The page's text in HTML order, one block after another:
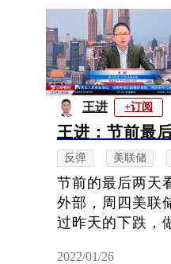
王进 +订阅
王进：节前最
反弹 美联储
节前的最后两天
外部，周四美联
过昨天的下跌，
2022/01/26